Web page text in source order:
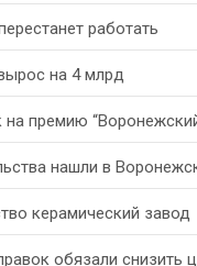
работать
на 4 млрд
на премию
нашли в
керамический завод
обязали снизить